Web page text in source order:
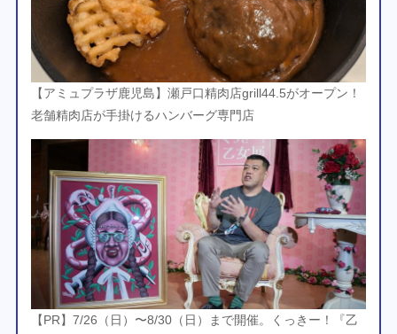
【アミュプラザ鹿児島】瀬戸口精肉店grill44.5がオープン！
老舗精肉店が手掛けるハンバーグ専門店
【PR】7/26（日）〜8/30（日）まで開催。くっきー！『乙